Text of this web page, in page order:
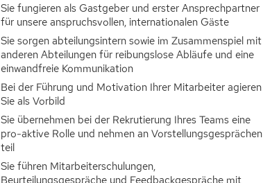
Sie fungieren als Gastgeber und erster Ansprechpartner
für unsere anspruchsvollen, internationalen Gäste
Sie sorgen abteilungsintern sowie im Zusammenspiel mit
anderen Abteilungen für reibungslose Abläufe und eine
einwandfreie Kommunikation
Bei der Führung und Motivation Ihrer Mitarbeiter agieren
Sie als Vorbild
Sie übernehmen bei der Rekrutierung Ihres Teams eine
pro-aktive Rolle und nehmen an Vorstellungsgesprächen
teil
Sie führen Mitarbeiterschulungen,
Beurteilungsgespräche und Feedbackgespräche mit